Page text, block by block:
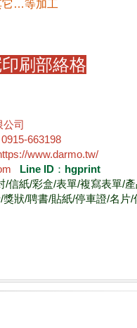
它…等加工
刷部絡格
司
663198
www.darmo.tw/
Line ID：hgprint
紙/彩盒/表單/複寫表單/
狀/聘書/貼紙/停車證/名片/